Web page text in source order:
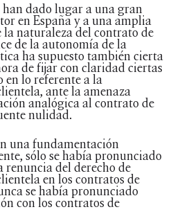
dado lugar a una gran
en España y a una amplia
naturaleza del contrato de
de la autonomía de la
ha supuesto también cierta
de fijar con claridad ciertas
en lo referente a la
ante la amenaza
analógica al contrato de
nulidad.
una fundamentación
sólo se había pronunciado
renuncia del derecho de
en los contratos de
se había pronunciado
con los contratos de